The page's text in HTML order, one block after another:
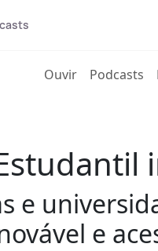
Ouvir(current)
Podcasts
e
e